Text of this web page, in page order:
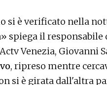
si è verificato nella
spiega il
Venezia, Giovanni
, ripreso mentre
si è girata dall'altra